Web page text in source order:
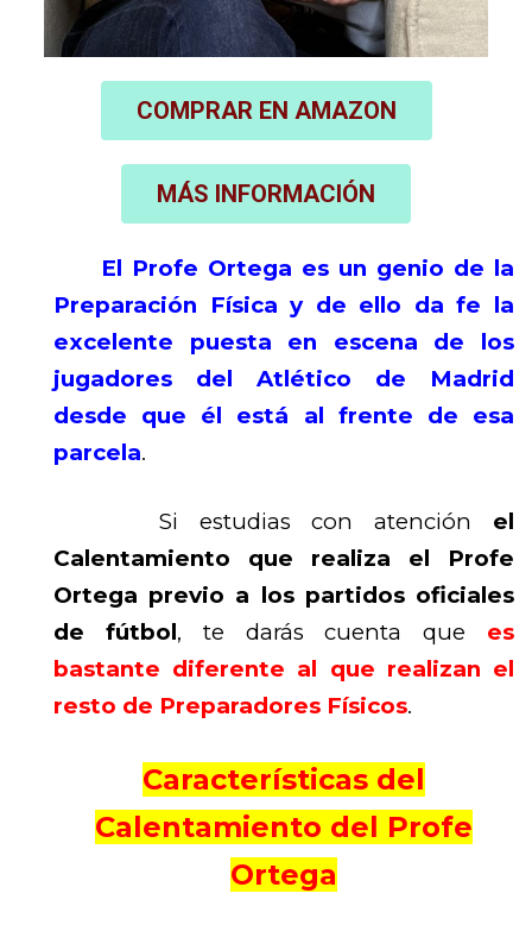
COMPRAR EN AMAZON
MÁS INFORMACIÓN
El Profe Ortega es un genio de la
Preparación Física y de ello da fe la
excelente puesta en escena de los
jugadores del Atlético de Madrid
desde que él está al frente de esa
parcela.
Si estudias con atención el
Calentamiento que realiza el Profe
Ortega previo a los partidos oficiales
de fútbol, te darás cuenta que es
bastante diferente al que realizan el
resto de Preparadores Físicos.
Características del
Calentamiento del Profe
Ortega